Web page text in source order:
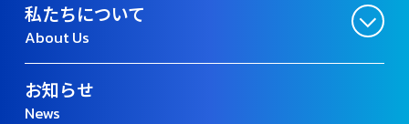
私たちについて
About Us
お知らせ
News